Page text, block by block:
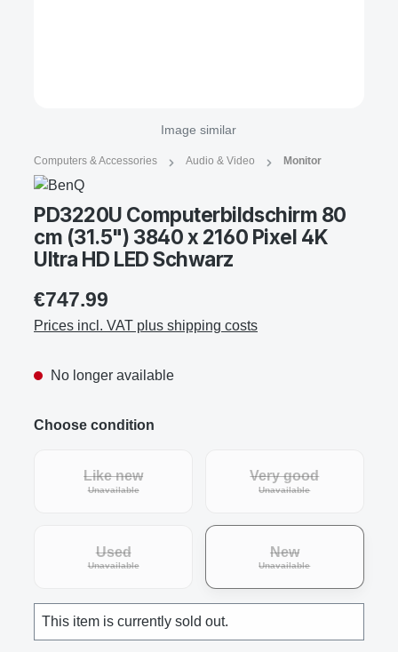
Image similar
Computers & Accessories Audio & Video Monitor
PD3220U Computerbildschirm 80
cm (31.5") 3840 x 2160 Pixel 4K
Ultra HD LED Schwarz
€747.99
Prices incl. VAT plus shipping costs
No longer available
Choose condition
Like new
Unavailable(This option is currently unavailable.)
Very good
Unavailable(This option is
Used
Unavailable(This option is currently unavailable.)
New
Unavailable(This option is
This item is currently sold out.